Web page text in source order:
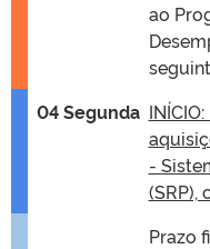
ao
04 Segunda
-
(SRP),
Prazo